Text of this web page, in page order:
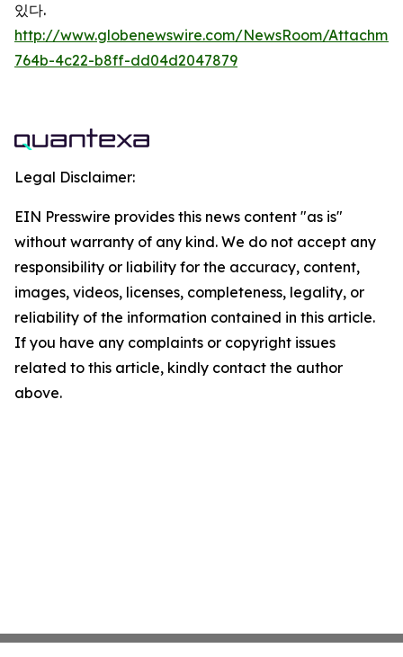
있다.
http://www.globenewswire.com/NewsRoom/
764b-4c22-b8ff-dd04d2047879
Legal Disclaimer:
EIN Presswire provides this news content "as is"
without warranty of any kind. We do not accept any
responsibility or liability for the accuracy, content,
images, videos, licenses, completeness, legality, or
reliability of the information contained in this article.
If you have any complaints or copyright issues
related to this article, kindly contact the author
above.